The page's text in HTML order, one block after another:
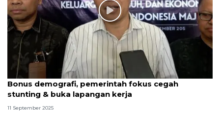
Bonus demografi, pemerintah fokus cegah
stunting & buka lapangan kerja
11 September 2025